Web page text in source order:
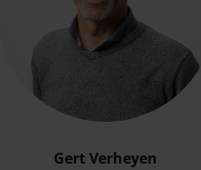
Gert Verheyen